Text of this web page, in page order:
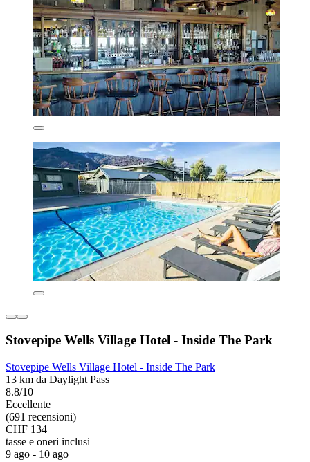
Stovepipe Wells Village Hotel - Inside The Park
Stovepipe Wells Village Hotel - Inside The Park
13 km da Daylight Pass
8.8/10
Eccellente
(691 recensioni)
CHF 134
tasse e oneri inclusi
9 ago - 10 ago